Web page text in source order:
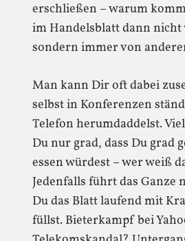
erschließen – warum
im Handelsblatt dann nicht
sondern immer von
Man kann Dir oft dabei
selbst in Konferenzen
Telefon herumdaddelst.
Du nur grad, dass Du grad
essen würdest – wer weiß
Jedenfalls führt das Ganze
Du das Blatt laufend mit
füllst. Bieterkampf bei